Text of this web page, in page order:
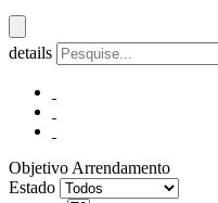
details
Objetivo Arrendamento
Estado